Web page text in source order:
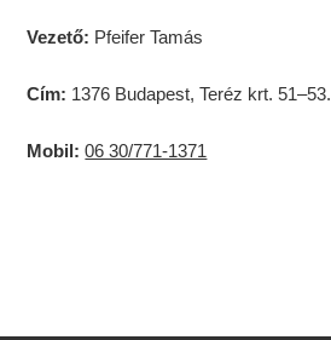
Vezető: Pfeifer Tamás
Cím: 1376 Budapest, Teréz krt. 51–53.
Mobil: 06 30/771-1371